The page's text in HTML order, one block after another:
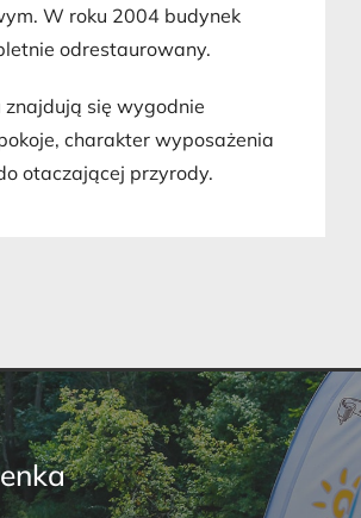
W roku 2004 budynek
odrestaurowany.
się wygodnie
charakter wyposażenia
otaczającej przyrody.